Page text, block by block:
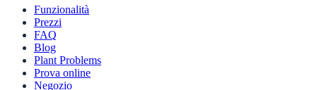
Funzionalità
Prezzi
FAQ
Blog
Plant Problems
Prova online
Negozio